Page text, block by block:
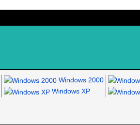
Windows 2000
Windows XP